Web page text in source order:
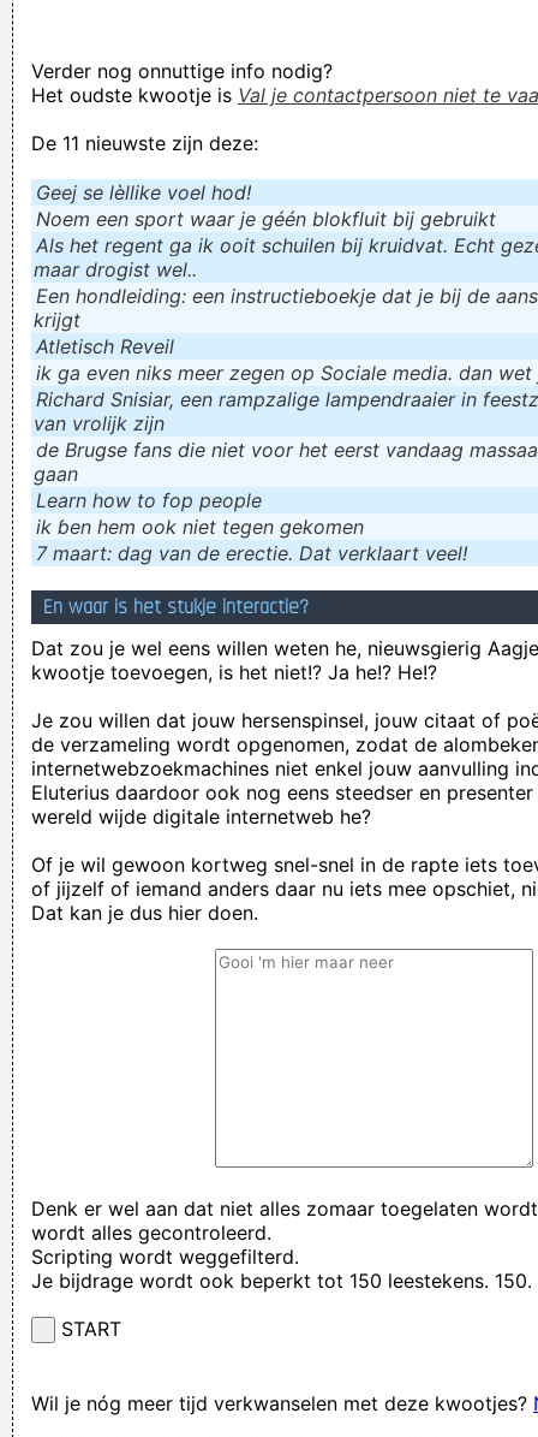
Verder nog onnuttige info nodig?
Het oudste kwootje is Val je contactpersoon niet te
De 11 nieuwste zijn deze:
Geej se lèllike voel hod!
Noem een sport waar je géén blokfluit bij gebruikt
Als het regent ga ik ooit schuilen bij kruidvat. Echt
maar drogist wel..
Een hondleiding: een instructieboekje dat je bij de
krijgt
Atletisch Reveil
ik ga even niks meer zegen op Sociale media. dan
Richard Snisiar, een rampzalige lampendraaier in
van vrolijk zijn
de Brugse fans die niet voor het eerst vandaag
gaan
Learn how to fop people
ik ɓen hem ook niet tegen gekomen
7 maart: dag van de erectie. Dat verklaart veel!
En waar is het stukje interactie?
Dat zou je wel eens willen weten he, nieuwsgierig
kwootje toevoegen, is het niet!? Ja he!? He!?
Je zou willen dat jouw hersenspinsel, jouw citaat of
de verzameling wordt opgenomen, zodat de
internetwebzoekmachines niet enkel jouw aanvulling
Eluterius daardoor ook nog eens steedser en
wereld wijde digitale internetweb he?
Of je wil gewoon kortweg snel-snel in de rapte iets
of jijzelf of iemand anders daar nu iets mee opschiet,
Dat kan je dus hier doen.
Denk er wel aan dat niet alles zomaar toegelaten
wordt alles gecontroleerd.
Scripting wordt weggefilterd.
Je bijdrage wordt ook beperkt tot 150 leestekens. 150.
START
Wil je nóg meer tijd verkwanselen met deze kwootjes?